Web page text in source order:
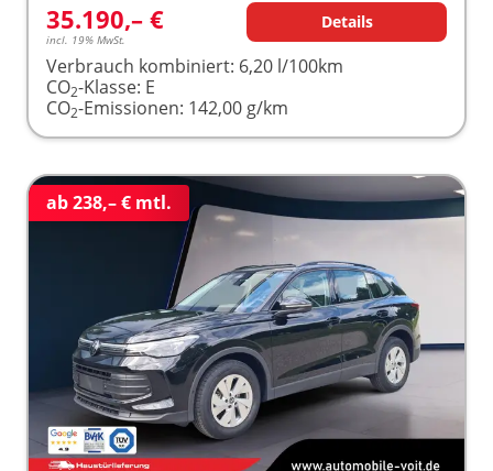
35.190,– €
incl. 19% MwSt.
Details
Verbrauch kombiniert: 6,20 l/100km
CO2-Klasse: E
CO2-Emissionen: 142,00 g/km
ab 238,– € mtl.